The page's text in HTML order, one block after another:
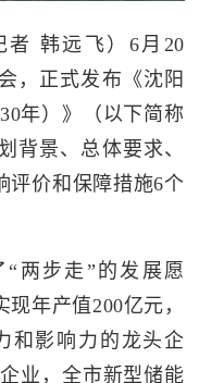
者 韩远飞）6月20
，正式发布《沈阳
年）》（以下简称
背景、总体要求、
评价和保障措施6个
两步走”的发展愿
年产值200亿元，
和影响力的龙头企
业，全市新型储能